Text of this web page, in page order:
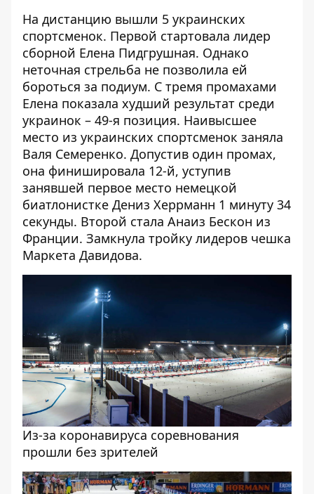
На дистанцию вышли 5 украинских
спортсменок. Первой стартовала лидер
сборной Елена Пидгрушная. Однако
неточная стрельба не позволила ей
бороться за подиум. С тремя промахами
Елена показала худший результат среди
украинок – 49-я позиция. Наивысшее
место из украинских спортсменок заняла
Валя Семеренко. Допустив один промах,
она финишировала 12-й, уступив
занявшей первое место немецкой
биатлонистке Дениз Херрманн 1 минуту 34
секунды. Второй стала Анаиз Бескон из
Франции. Замкнула тройку лидеров чешка
Маркета Давидова.
Из-за коронавируса соревнования
прошли без зрителей